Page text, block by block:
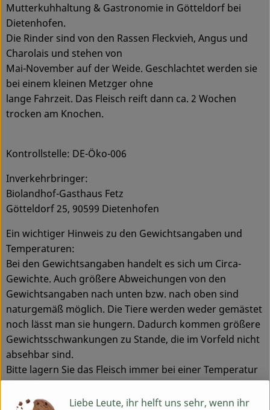
Mutterkuhhaltung & Gastronomie in Götteldorf bei
Dietenhofen.
Die Rinder sind von den Rassen Fleckvieh, Angus und
Charolais und stehen von
Mai-November auf der Weide. Geschlachtet werden sie
bei einem kleinen Metzger ohne
lange Fahrzeit. Das Fleisch reift dann ca. 2 Wochen
trocken am Knochen.
Kontrollstelle: DE-Öko-006
Inverkehrbringer:
Biolandhof-Gasthaus Fetz
Götteldorf 25, 90599 Dietenhofen
Ein wichtiger Hinweis zu den Gewichtsangaben und
Temperaturen:
Bei den Gewichtsangaben handelt es sich um Circa-
Gewichte. Auch größere Abweichungen von den
Gewichtsangaben nach unten bzw. nach oben sind
naturgemäß möglich. Die Tiere werden weder gemästet
noch lässt man sie hungern. Dadurch kommen größere
Gewichtsschwankungen zu Stande, die im Vorfeld nicht
absehbar sind.
Bitte lagern Sie das Fleisch immer bei einer Temperatur
von 0-4°C. Das angegebene Haltbarkeitsdatum gilt nur
bei Einhaltung dieser Temperaturen.
Liebe Leute, ihr helft uns sehr, wenn ihr